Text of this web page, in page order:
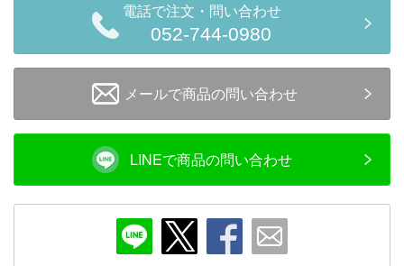
電話で注文・問い合わせ
052-744-0980
メールで商品の問い合わせ
LINEで商品の問い合わせ